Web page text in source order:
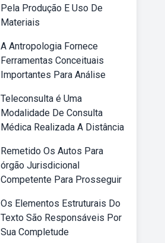
Pela Produção E Uso De
Materiais
A Antropologia Fornece
Ferramentas Conceituais
Importantes Para Análise
Teleconsulta é Uma
Modalidade De Consulta
Médica Realizada A Distância
Remetido Os Autos Para
órgão Jurisdicional
Competente Para Prosseguir
Os Elementos Estruturais Do
Texto São Responsáveis Por
Sua Completude